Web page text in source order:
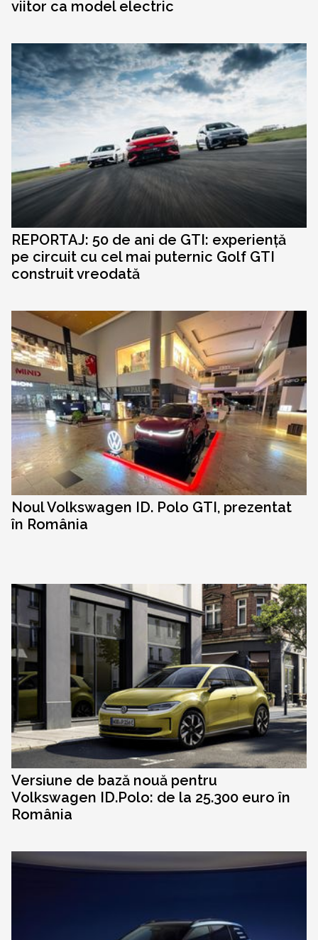
viitor ca model electric
REPORTAJ: 50 de ani de GTI: experiență
pe circuit cu cel mai puternic Golf GTI
construit vreodată
Noul Volkswagen ID. Polo GTI, prezentat
în România
Versiune de bază nouă pentru
Volkswagen ID.Polo: de la 25.300 euro în
România